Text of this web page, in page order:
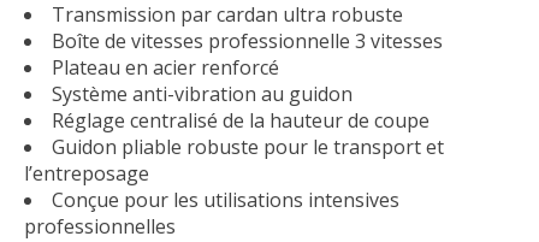
Transmission par cardan ultra robuste
Boîte de vitesses professionnelle 3 vitesses
Plateau en acier renforcé
Système anti-vibration au guidon
Réglage centralisé de la hauteur de coupe
Guidon pliable robuste pour le transport et
l’entreposage
Conçue pour les utilisations intensives
professionnelles